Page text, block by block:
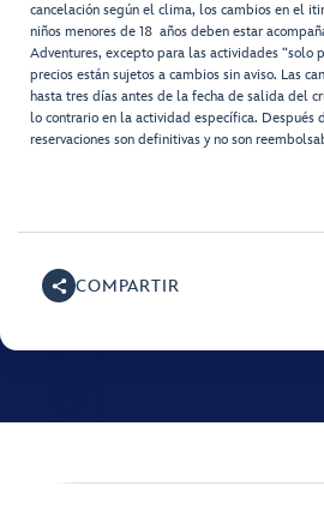
cancelación según el clima, los cambios en el
niños menores de 18 años deben estar
Adventures, excepto para las actividades “solo
precios están sujetos a cambios sin aviso. Las
hasta tres días antes de la fecha de salida del
lo contrario en la actividad específica. Después
reservaciones son definitivas y no son
COMPARTIR